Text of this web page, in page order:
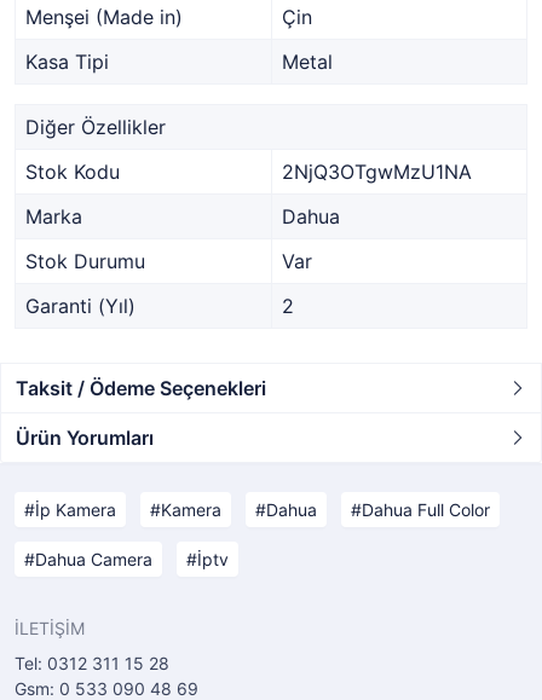
Menşei (Made in)
Çin
Kasa Tipi
Metal
Diğer Özellikler
Stok Kodu
2NjQ3OTgwMzU1NA
Marka
Dahua
Stok Durumu
Var
Garanti (Yıl)
2
Taksit / Ödeme Seçenekleri
Ürün Yorumları
İp Kamera Kamera Dahua Dahua Full Color
Dahua Camera İptv
İLETİŞİM
Tel: 0312 311 15 28
Gsm: 0 533 090 48 69